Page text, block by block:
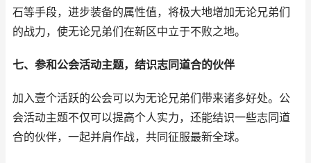
石等手段，进步装备的属性值，将极大地增加无论兄弟们
的战力，使无论兄弟们在新区中立于不败之地。
七、参和公会活动主题，结识志同道合的伙伴
加入壹个活跃的公会可以为无论兄弟们带来诸多好处。公
会活动主题不仅可以提高个人实力，还能结识一些志同道
合的伙伴，一起并肩作战，共同征服最新全球。